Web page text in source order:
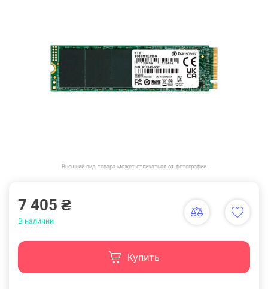
Внешний вид товара может отличаться от фотографии
7 405 ₴
В наличии
Купить